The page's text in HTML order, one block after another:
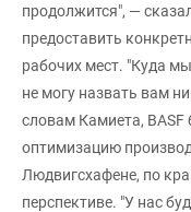
продолжится", —
предоставить
рабочих мест. "Куда
не могу назвать вам
словам Камиета,
оптимизацию
Людвигсхафене, по
перспективе. "У нас